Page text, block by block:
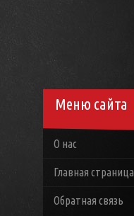
Меню сайта
О нас
Главная страница
Обратная связь